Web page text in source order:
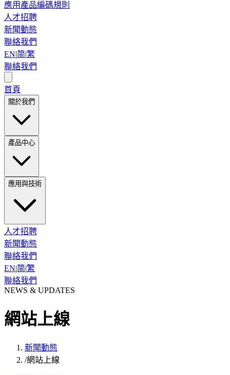
應用 產品編碼規則
人才招聘
新聞動態
聯絡我們
EN|简|繁
聯絡我們
首頁
關於我們
產品中心
應用與技術
人才招聘
新聞動態
聯絡我們
EN|简|繁
聯絡我們
NEWS & UPDATES
網站上線
新聞動態
/網站上線